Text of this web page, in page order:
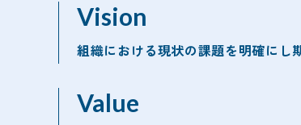
Vision
組織における現状の課題を明確にし
Value